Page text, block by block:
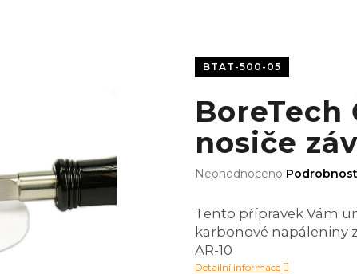
BoreTech
nosiče
BTAT-500-05
Průměrné
je
0,0
z
5
Neohodnoceno
Tento přípravek Vám
karbonové napáleniny
AR-10
Detailní informace